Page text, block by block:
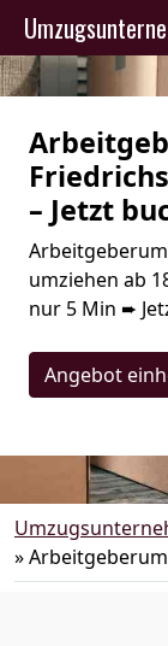
– Jetzt
umziehen ab
nur 5 Min ➨
Angebot
»